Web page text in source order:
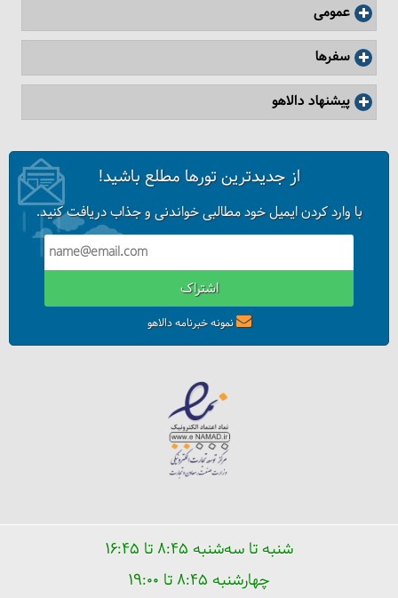
18 پیشنهاد جذاب برای سفر ویتنام
عمومی
سفرها
پیشنهاد دالاهو
از جدیدترین تورها مطلع باشید!
با وارد کردن ایمیل خود مطالبی خواندنی و جذاب دریافت کنید.
اشتراک
نمونه خبرنامه دالاهو
شنبه تا سه‌شنبه ۸:۴۵ تا ۱۶:۴۵
چهارشنبه ۸:۴۵ تا ۱۹:۰۰